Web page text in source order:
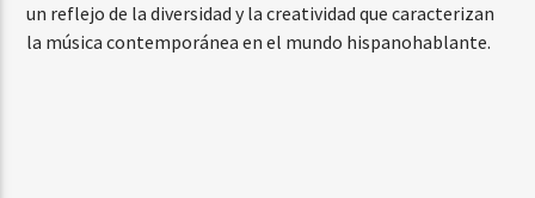
un reflejo de la diversidad y la creatividad que caracterizan
la música contemporánea en el mundo hispanohablante.